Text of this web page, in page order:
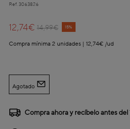
Ref. 3063826
Price reduced from
14,99€
to 15%
12,74€
Compra mínima 2 unidades | 12,74€ /ud
Agotado
Compra ahora y recíbelo antes del